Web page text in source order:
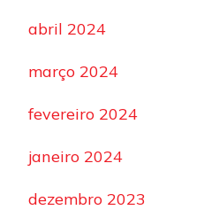
abril 2024
março 2024
fevereiro 2024
janeiro 2024
dezembro 2023